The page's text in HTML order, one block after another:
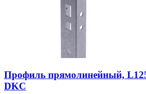
Профиль прямолинейный,
DKC